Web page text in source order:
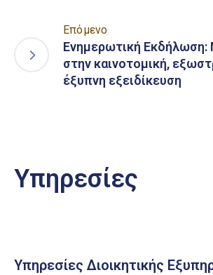
Επόμενο
Ενημερωτική
στην καινοτομική,
έξυπνη εξειδίκευση
Υπηρεσίες
Υπηρεσίες Διοικητικής